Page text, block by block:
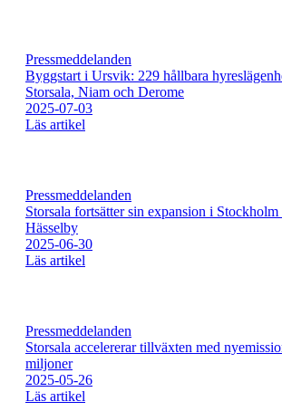
Pressmeddelanden
Byggstart i Ursvik: 229 hållbara
Storsala, Niam och Derome
2025-07-03
Läs artikel
Pressmeddelanden
Storsala fortsätter sin expansion i
Hässelby
2025-06-30
Läs artikel
Pressmeddelanden
Storsala accelererar tillväxten med
miljoner
2025-05-26
Läs artikel